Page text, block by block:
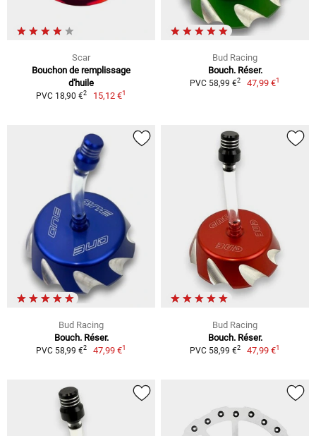
Scar
Bouchon de remplissage
d'huile
PVC 18,90 €2 15,12 €1
Bud Racing
Bouch. Réser.
PVC 58,99 €2 47,99 €1
Bud Racing
Bouch. Réser.
PVC 58,99 €2 47,99 €1
Bud Racing
Bouch. Réser.
PVC 58,99 €2 47,99 €1